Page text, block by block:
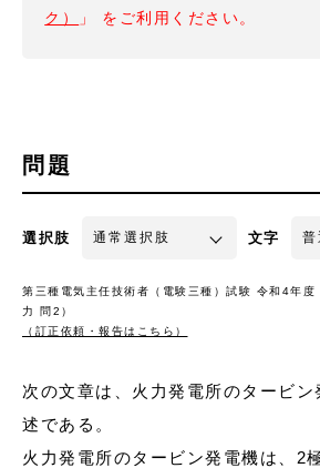
ク）
」 をご利用ください。
問題
選択肢 文字
第三種電気主任技術者（電験三種）試験 令和4年
力 問2）
（訂正依頼・報告はこちら）
次の文章は、火力発電所のタービ
述である。
火力発電所のタービン発電機は、2